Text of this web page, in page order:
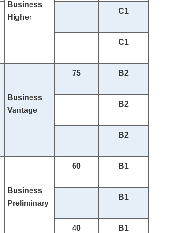
Business
Higher
C1
C1
Business
Vantage
75 B2
B2
B2
Business
Preliminary
60 B1
B1
40 B1